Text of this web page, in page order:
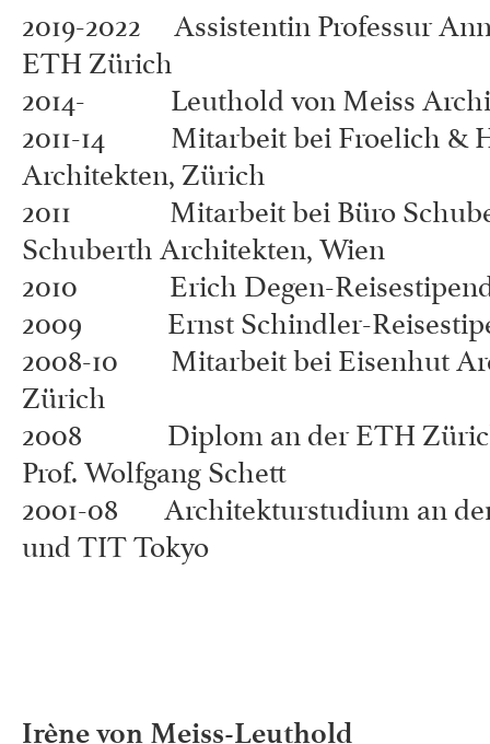
2019-2022 Assistentin Professur
ETH Zürich
2014- Leuthold von Meiss
2011-14 Mitarbeit bei Froelich &
Architekten, Zürich
2011 Mitarbeit bei Büro
Schuberth Architekten, Wien
2010 Erich Degen-
2009 Ernst Schindler-
2008-10 Mitarbeit bei Eisenhut
Zürich
2008 Diplom an der ETH
Prof. Wolfgang Schett
2001-08 Architekturstudium an
und TIT Tokyo
Irène von Meiss-Leuthold